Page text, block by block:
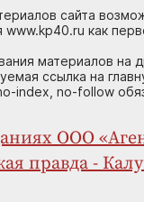
сайта
www.kp40.ru как
материалов на
ссылка на
index, no-follow
ООО
правда -